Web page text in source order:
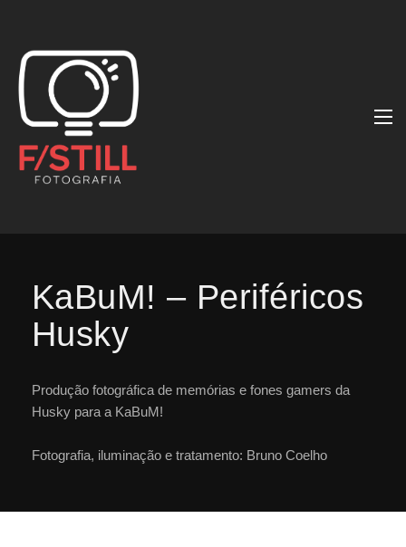
KaBuM! – Periféricos
Husky
Produção fotográfica de memórias e fones gamers da
Husky para a KaBuM!
Fotografia, iluminação e tratamento: Bruno Coelho